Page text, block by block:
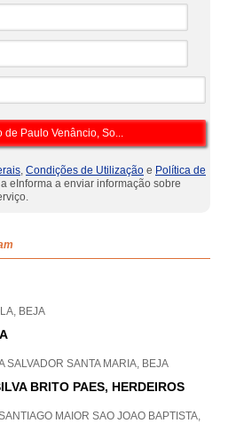
, Condições de Utilização e Política de
eInforma a enviar informação sobre
BEJA
SALVADOR SANTA MARIA, BEJA
BRITO PAES, HERDEIROS
MAIOR SAO JOAO BAPTISTA,